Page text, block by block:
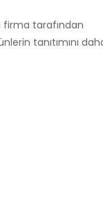
firma tarafından
tanıtımını